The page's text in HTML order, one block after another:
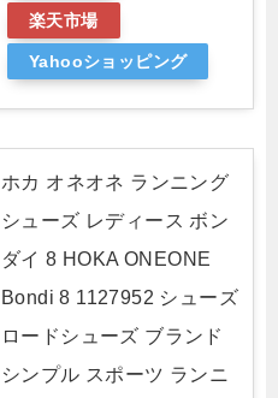
楽天市場
Yahooショッピング
ホカ オネオネ ランニング
シューズ レディース ボン
ダイ 8 HOKA ONEONE
Bondi 8 1127952 シューズ
ロードシューズ ブランド
シンプル スポーツ ランニ